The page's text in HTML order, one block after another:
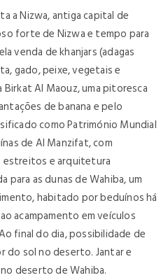
a Nizwa, antiga capital de
forte de Nizwa e tempo para
venda de khanjars (adagas
gado, peixe, vegetais e
Al Maouz, uma pitoresca
de banana e pelo
como Património Mundial
de Al Manzifat, com
estreitos e arquitetura
para as dunas de Wahiba, um
habitado por beduínos há
acampamento em veículos
final do dia, possibilidade de
do sol no deserto. Jantar e
deserto de Wahiba.